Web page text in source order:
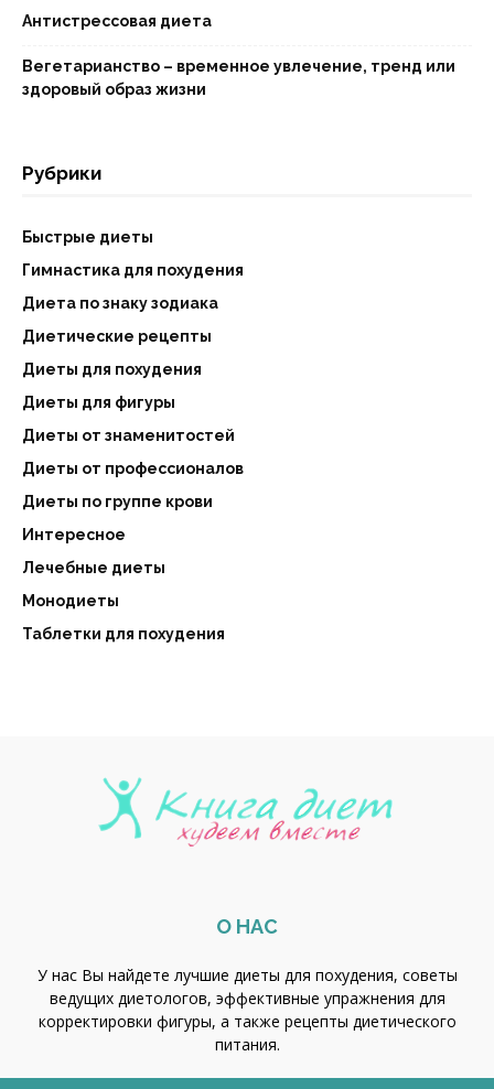
Антистрессовая диета
Вегетарианство – временное увлечение, тренд или
здоровый образ жизни
Рубрики
Быстрые диеты
Гимнастика для похудения
Диета по знаку зодиака
Диетические рецепты
Диеты для похудения
Диеты для фигуры
Диеты от знаменитостей
Диеты от профессионалов
Диеты по группе крови
Интересное
Лечебные диеты
Монодиеты
Таблетки для похудения
О НАС
У нас Вы найдете лучшие диеты для похудения, советы
ведущих диетологов, эффективные упражнения для
корректировки фигуры, а также рецепты диетического
питания.